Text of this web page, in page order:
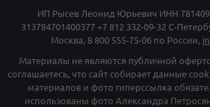
ИП Рысев Леонид Юрьевич ИНН
313784701400377 +7 812 332-09-32 С-
Москва, 8 800 555-75-06 по России,
Материалы не являются публичной
соглашаетесь, что сайт собирает данные
материалов и фото гиперссылка
использованы фото Александра